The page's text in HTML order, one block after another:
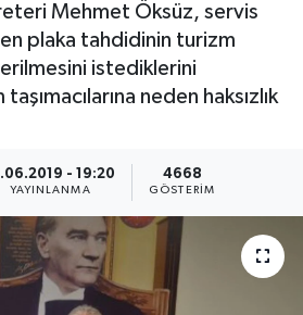
Mehmet Öksüz, servis
plaka tahdidinin turizm
istediklerini
neden haksızlık
- 19:20
YAYINLANMA
4668
GÖSTERIM